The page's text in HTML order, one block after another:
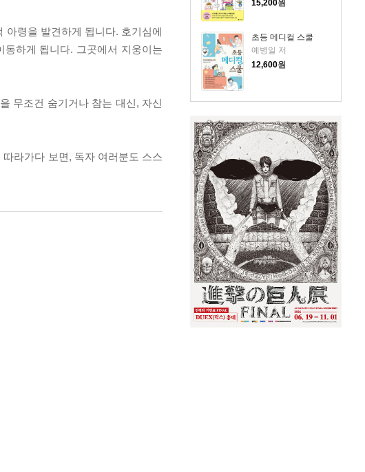
15,200원
초등 메디컬 스쿨
예병일 저
12,600원
령을 발견하게 됩니다. 호기심에
하게 됩니다. 그곳에서 지웅이는
무조건 숨기거나 참는 대신, 자신
라가다 보면, 독자 여러분도 스스